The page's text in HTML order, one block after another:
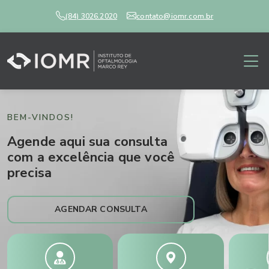
(84) 3026.2020 contato@iomr.com.br
BEM-VINDOS!
Agende aqui sua consulta
com a excelência que você
precisa
AGENDAR CONSULTA